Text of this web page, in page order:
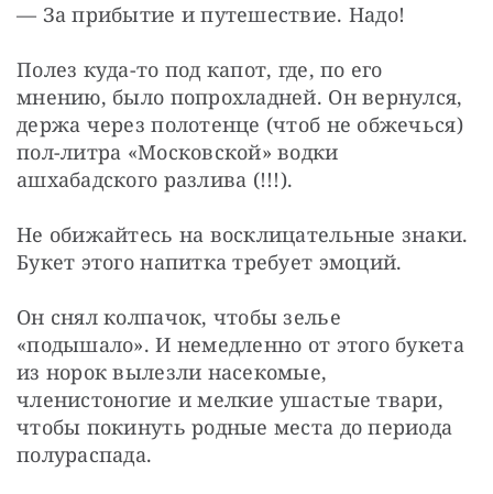
— За прибытие и путешествие. Надо!
Полез куда-то под капот, где, по его
мнению, было попрохладней. Он вернулся,
держа через полотенце (чтоб не обжечься)
пол-литра «Московской» водки
ашхабадского разлива (!!!).
Не обижайтесь на восклицательные знаки.
Букет этого напитка требует эмоций.
Он снял колпачок, чтобы зелье
«подышало». И немедленно от этого букета
из норок вылезли насекомые,
членистоногие и мелкие ушастые твари,
чтобы покинуть родные места до периода
полураспада.